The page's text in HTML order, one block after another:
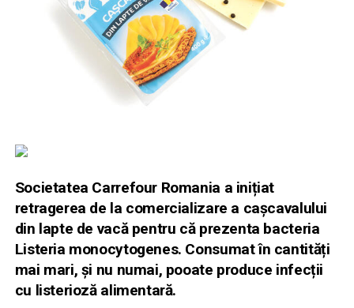
Societatea Carrefour Romania a inițiat
retragerea de la comercializare a cașcavalului
din lapte de vacă pentru că prezenta bacteria
Listeria monocytogenes. Consumat în cantități
mai mari, și nu numai, pooate produce infecții
cu listerioză alimentară.